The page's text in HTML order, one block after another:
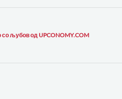
со љубов од UPCONOMY.COM